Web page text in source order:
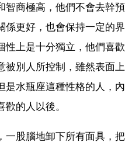
智商極高，他們不會去幹預
係更好，也會保持一定的界
性上是十分獨立，他們喜歡
被別人所控制，雖然表面上
是水瓶座這種性格的人，內
的人以後。
一股腦地卸下所有面具，把